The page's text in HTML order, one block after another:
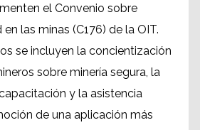
el Convenio sobre
las minas (C176) de la OIT.
se incluyen la concientización
sobre minería segura, la
y la asistencia
de una aplicación más